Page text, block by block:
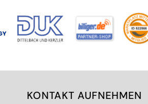
KONTAKT AUFNEHMEN